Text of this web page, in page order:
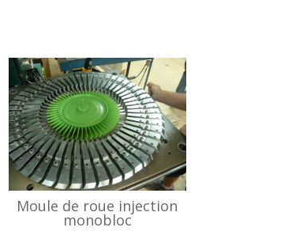
Moule de roue injection
monobloc